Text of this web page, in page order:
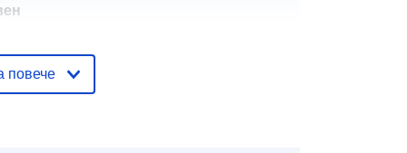
http://catalogue.geo-
ide.developpement-
повече